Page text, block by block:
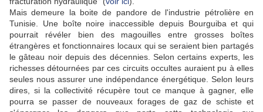
Mais demeure la boite de pandore de l'industrie pétrolière en
Tunisie. Une boîte noire inaccessible depuis Bourguiba et qui
pourrait révéler bien des magouilles entre grosses boîtes
étrangères et fonctionnaires locaux qui se seraient bien partagés
le gâteau noir depuis des décennies. Selon certains experts, les
richesses détournées par ces circuits occultes auraient pu à elles
seules nous assurer une indépendance énergétique. Selon leurs
dires, si la collectivité récupère tout ce manque à gagner, elle
pourra se passer de nouveaux forages de gaz de schiste et